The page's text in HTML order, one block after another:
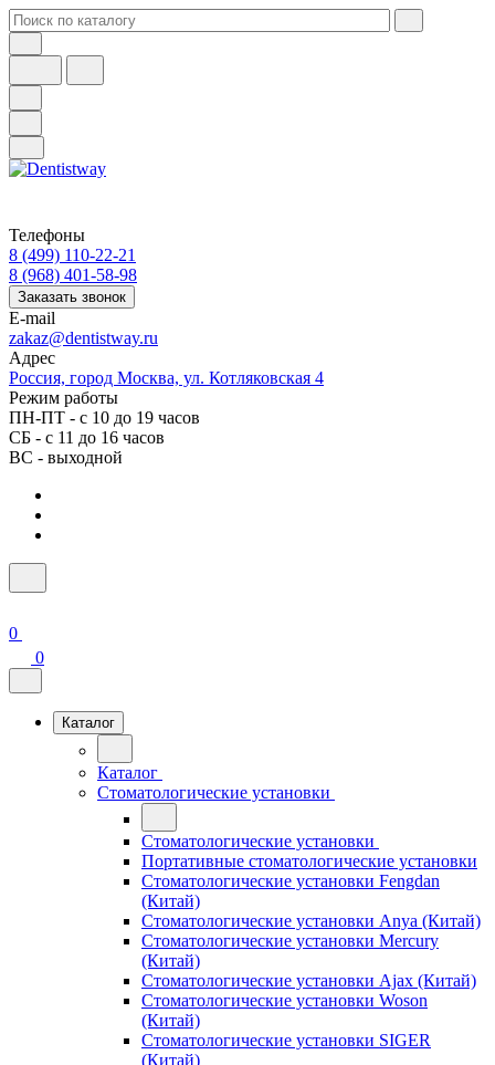
Телефоны
8 (499) 110-22-21
8 (968) 401-58-98
Заказать звонок
E-mail
zakaz@dentistway.ru
Адрес
Россия, город Москва, ул. Котляковская 4
Режим работы
ПН-ПТ - с 10 до 19 часов
СБ - с 11 до 16 часов
ВС - выходной
0
0
Каталог
Каталог
Стоматологические установки
Стоматологические установки
Портативные стоматологические установки
Стоматологические установки Fengdan
(Китай)
Стоматологические установки Anya (Китай)
Стоматологические установки Mercury
(Китай)
Стоматологические установки Ajax (Китай)
Стоматологические установки Woson
(Китай)
Стоматологические установки SIGER
(Китай)